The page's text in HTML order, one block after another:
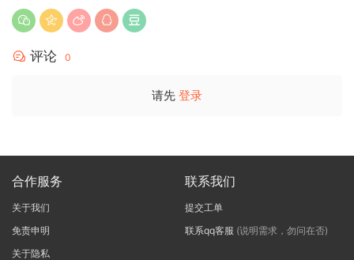
评论 0
请先 登录
合作服务
关于我们
免责申明
关于隐私
联系我们
提交工单
联系qq客服 (说明需求，勿问在否)